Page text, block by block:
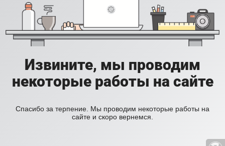
Извините, мы проводим
некоторые работы на сайте
Спасибо за терпение. Мы проводим некоторые работы на
сайте и скоро вернемся.